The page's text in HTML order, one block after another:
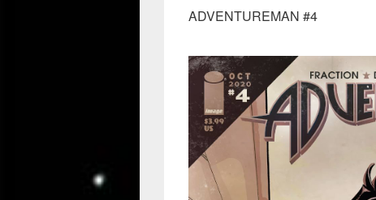
ADVENTUREMAN #4